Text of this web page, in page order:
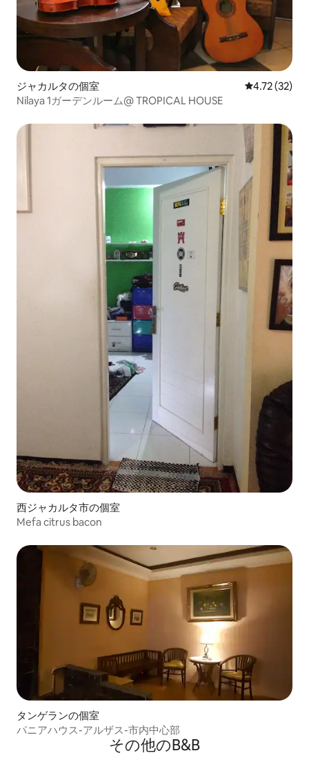
ジャカルタの個室 レビュー32
4.72 (32)
Nilaya 1ガーデンルーム@ TROPICAL HOUSE
西ジャカルタ市の個室
Mefa citrus bacon
タンゲランの個室
パニアハウス-アルザス-市内中心部
その他のB&B